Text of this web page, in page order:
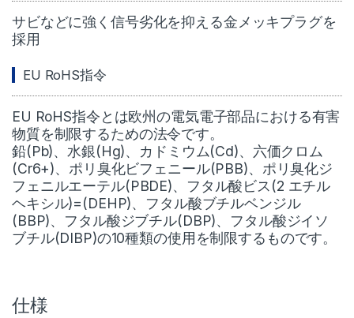
サビなどに強く信号劣化を抑える金メッキプラグを
採用
EU RoHS指令
EU RoHS指令とは欧州の電気電子部品における有害
物質を制限するための法令です。
鉛(Pb)、水銀(Hg)、カドミウム(Cd)、六価クロム
(Cr6+)、ポリ臭化ビフェニール(PBB)、ポリ臭化ジ
フェニルエーテル(PBDE)、フタル酸ビス(2 エチル
ヘキシル)=(DEHP)、フタル酸ブチルベンジル
(BBP)、フタル酸ジブチル(DBP)、フタル酸ジイソ
ブチル(DIBP)の10種類の使用を制限するものです。
仕様